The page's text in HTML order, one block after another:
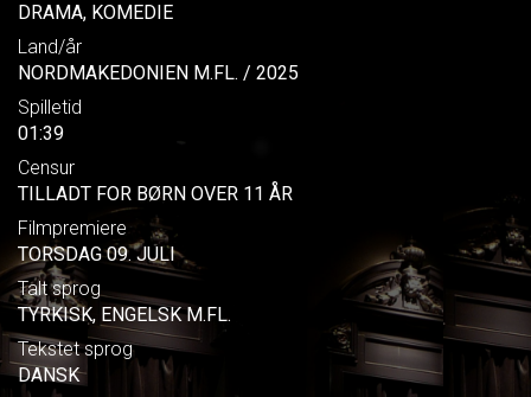
DRAMA, KOMEDIE
Land/år
NORDMAKEDONIEN M.FL. / 2025
Spilletid
01:39
Censur
TILLADT FOR BØRN OVER 11 ÅR
Filmpremiere
TORSDAG 09. JULI
Talt sprog
TYRKISK, ENGELSK M.FL.
Tekstet sprog
DANSK